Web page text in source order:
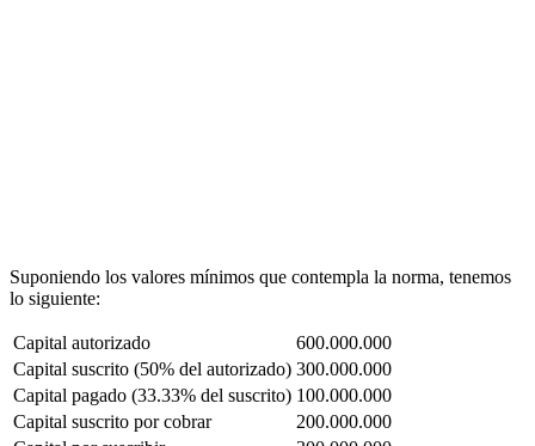
Suponiendo los valores mínimos que contempla la norma, tenemos
lo siguiente:
Capital autorizado
600.000.000
Capital suscrito (50% del autorizado) 300.000.000
Capital pagado (33.33% del suscrito) 100.000.000
Capital suscrito por cobrar
200.000.000